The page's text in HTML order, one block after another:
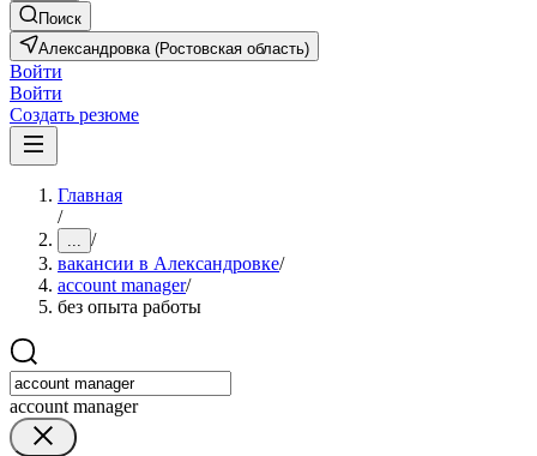
Поиск
Александровка (Ростовская область)
Войти
Войти
Создать резюме
Главная
/
... /
вакансии в Александровке/
account manager/
без опыта работы
account manager